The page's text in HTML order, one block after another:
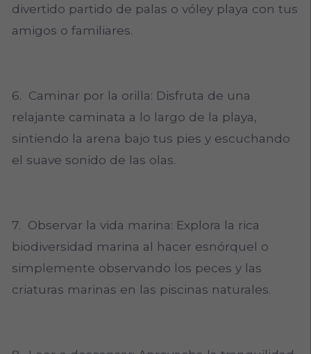
divertido partido de palas o vóley playa con tus
amigos o familiares.
6. Caminar por la orilla: Disfruta de una
relajante caminata a lo largo de la playa,
sintiendo la arena bajo tus pies y escuchando
el suave sonido de las olas.
7. Observar la vida marina: Explora la rica
biodiversidad marina al hacer esnórquel o
simplemente observando los peces y las
criaturas marinas en las piscinas naturales.